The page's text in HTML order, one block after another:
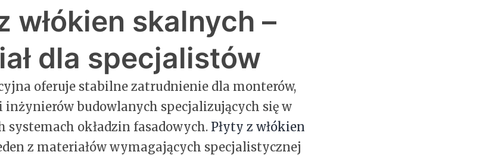
włókien skalnych –
dla specjalistów
oferuje stabilne zatrudnienie dla monterów,
inżynierów budowlanych specjalizujących się w
systemach okładzin fasadowych. Płyty z włókien
z materiałów wymagających specjalistycznej